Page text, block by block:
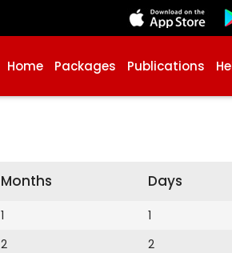
Home Packages Publications
Months
1
2
Days
1
2